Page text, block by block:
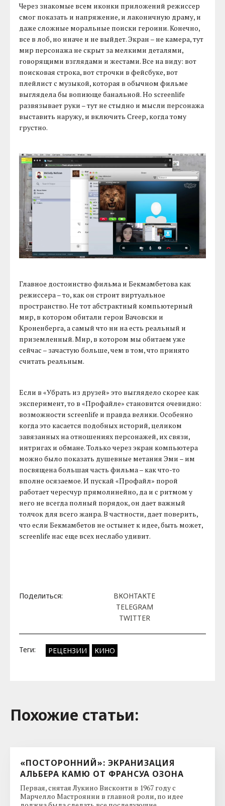
Через знакомые всем иконки приложений режиссер
смог показать и напряжение, и лаконичную драму, и
даже сложные моральные поиски героини. Конечно,
все в лоб, но иначе и не выйдет. Экран – не камера, тут
мир персонажа не скрыт за мелкими деталями,
говорящими взглядами и жестами. Все на виду: вот
поисковая строка, вот строчки в фейсбуке, вот
плейлист с музыкой, которая в обычном фильме
выглядела бы вопиюще банальной. Но screenlife
развязывает руки – тут не стыдно и мысли персонажа
выставить наружу, и включить Creep, когда тому
грустно.
Главное достоинство фильма и Бекмамбетова как
режиссера – то, как он строит виртуальное
пространство. Не тот абстрактный компьютерный
мир, в котором обитали герои Вачовски и
Кроненберга, а самый что ни на есть реальный и
приземленный. Мир, в котором мы обитаем уже
сейчас – зачастую больше, чем в том, что принято
считать реальным.
Если в «Убрать из друзей» это выглядело скорее как
эксперимент, то в «Профайле» становится очевидно:
возможности screenlife и правда велики. Особенно
когда это касается подобных историй, целиком
завязанных на отношениях персонажей, их связи,
интригах и обмане. Только через экран компьютера
можно было показать душевные метания Эми – им
посвящена большая часть фильма – как что-то
вполне осязаемое. И пускай «Профайл» порой
работает чересчур прямолинейно, да и с ритмом у
него не всегда полный порядок, он дает важный
толчок для всего жанра. В частности, дает поверить,
что если Бекмамбетов не остынет к идее, быть может,
screenlife нас еще всех неслабо удивит.
Поделиться:
ВКОНТАКТЕ
TELEGRAM
TWITTER
Теги: РЕЦЕНЗИИ КИНО
Похожие cтатьи:
«ПОСТОРОННИЙ»: ЭКРАНИЗАЦИЯ
АЛЬБЕРА КАМЮ ОТ ФРАНСУА ОЗОНА
Первая, снятая Лукино Висконти в 1967 году с
Марчелло Мастроянни в главной роли, по идее